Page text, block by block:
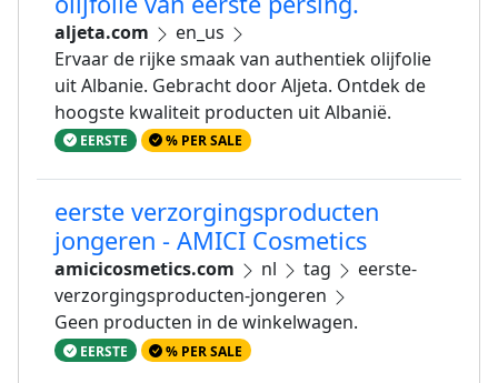
aljeta.com
en_us
Ervaar de rijke smaak van authentiek olijfolie
uit Albanie. Gebracht door Aljeta. Ontdek de
hoogste kwaliteit producten uit Albanië.
EERSTE % PER SALE
eerste verzorgingsproducten
jongeren - AMICI Cosmetics
amicicosmetics.com nl tag
eerste-
verzorgingsproducten-jongeren
Geen producten in de winkelwagen.
EERSTE % PER SALE